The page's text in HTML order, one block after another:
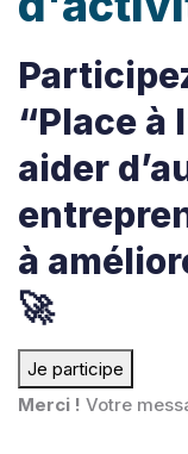
“Place à
aider
à
🚀
Je participe
Merci ! Votre